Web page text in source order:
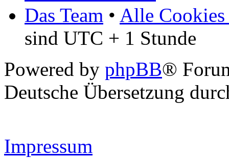
Das Team • Alle Cookies
sind UTC + 1 Stunde
Powered by phpBB®
Deutsche Übersetzung
Impressum